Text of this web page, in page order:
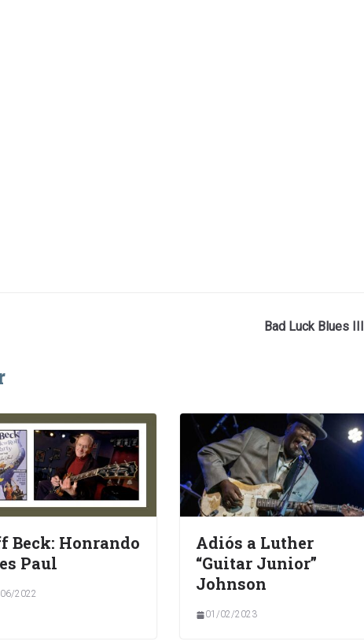
Bad Luck Blues III
Beck: Honrando
Paul
2022
Adiós a Luther
“Guitar Junior”
Johnson
01/02/2023